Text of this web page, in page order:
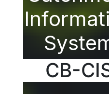
CB-